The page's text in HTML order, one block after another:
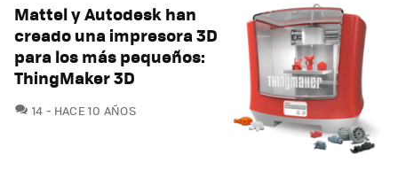
Mattel y Autodesk han
creado una impresora 3D
para los más pequeños:
ThingMaker 3D
14 COMENTARIOS
HACE 10 AÑOS